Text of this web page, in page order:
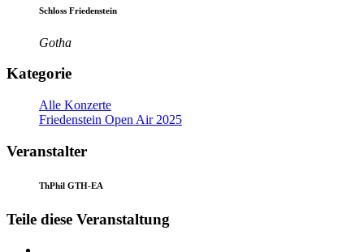
Schloss Friedenstein
Gotha
Kategorie
Alle Konzerte
Friedenstein Open Air 2025
Veranstalter
ThPhil GTH-EA
Teile diese Veranstaltung